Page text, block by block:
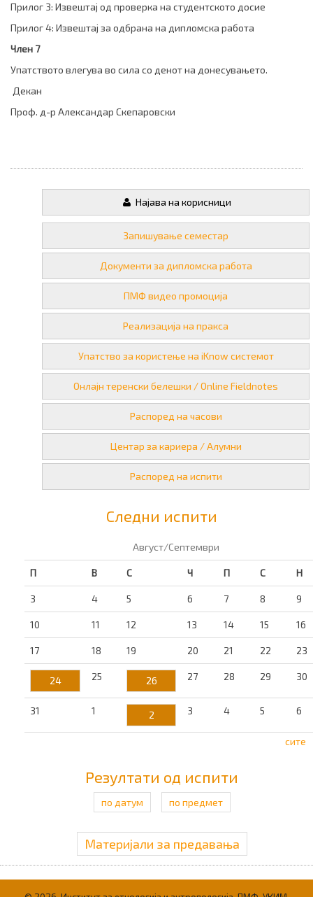
Прилог 3: Извештај од проверка на студентското досие
Прилог 4: Извештај за одбрана на дипломска работа
Член 7
Упатството влегува во сила со денот на донесувањето.
Декан
Проф. д-р Александар Скепаровски
Најава на корисници
Запишување семестар
Документи за дипломска работа
ПМФ видео промоција
Реализација на пракса
Упатство за користење на iKnow системот
Онлајн теренски белешки / Online Fieldnotes
Распоред на часови
Центар за кариера / Алумни
Распоред на испити
Следни испити
Август/Септември
П В С Ч П С Н
3 4 5 6 7 8 9
10 11 12 13 14 15 16
17 18 19 20 21 22 23
24 25 26 27 28 29 30
31 1 2 3 4 5 6
сите
Резултати од испити
по датум по предмет
Материјали за предавања